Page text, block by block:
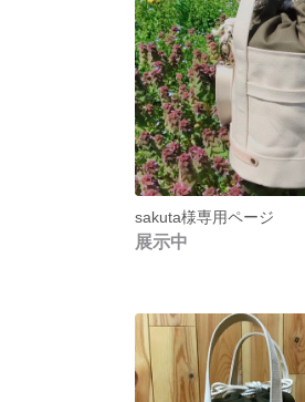
sakuta様専用ページ
展示中